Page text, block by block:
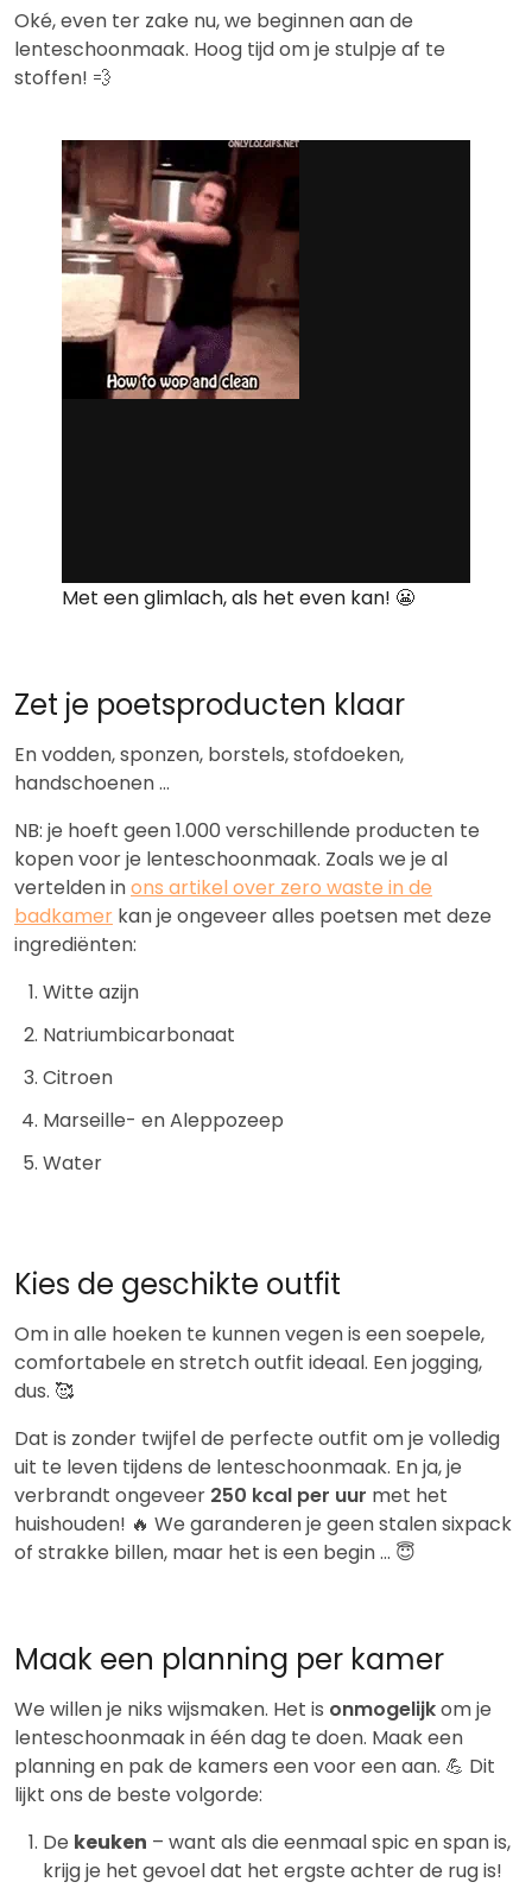
Oké, even ter zake nu, we beginnen aan de
lenteschoonmaak. Hoog tijd om je stulpje af te
stoffen! 💨
Met een glimlach, als het even kan! 😬
Zet je poetsproducten klaar
En vodden, sponzen, borstels, stofdoeken,
handschoenen …
NB: je hoeft geen 1.000 verschillende producten te
kopen voor je lenteschoonmaak. Zoals we je al
vertelden inons artikel over zero waste in de
badkamer kan je ongeveer alles poetsen met deze
ingrediënten:
Witte azijn
Natriumbicarbonaat
Citroen
Marseille- en Aleppozeep
Water
Kies de geschikte outfit
Om in alle hoeken te kunnen vegen is een soepele,
comfortabele en stretch outfit ideaal. Een jogging,
dus. 🥰
Dat is zonder twijfel de perfecte outfit om je volledig
uit te leven tijdens de lenteschoonmaak. En ja, je
verbrandt ongeveer 250 kcal per uur met het
huishouden! 🔥 We garanderen je geen stalen sixpack
of strakke billen, maar het is een begin … 😇
Maak een planning per kamer
We willen je niks wijsmaken. Het is onmogelijkom je
lenteschoonmaak in één dag te doen. Maak een
planning en pak de kamers een voor een aan. 💪 Dit
lijkt ons de beste volgorde:
De keuken – want als die eenmaal spic en span is,
krijg je het gevoel dat het ergste achter de rug is!